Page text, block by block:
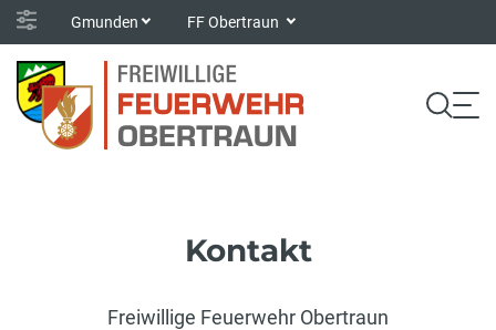
Gmunden FF Obertraun
Kontakt
Freiwillige Feuerwehr Obertraun